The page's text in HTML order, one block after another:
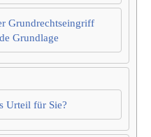
Grundrechtseingriff
Grundlage
Urteil für Sie?